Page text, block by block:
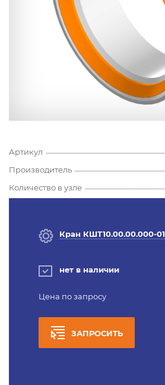
Артикул
Производитель
Количество в узле
Кран КШТ10.00.00.000-01
нет в наличии
Цена по запросу
ЗАПРОСИТЬ